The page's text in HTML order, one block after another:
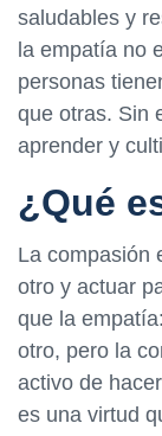
saludables y
la empatía no
personas
que otras. Sin
aprender y
¿Qué
La compasión
otro y actuar
que la
otro, pero la
activo de
es una virtud